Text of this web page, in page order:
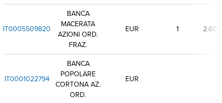
IT0005509820
BANCA
MACERATA
AZIONI ORD.
FRAZ.
EUR 1 2.600
IT0001022794
BANCA
POPOLARE
CORTONA AZ.
ORD.
EUR